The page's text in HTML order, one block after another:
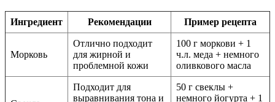
Ингредиент Рекомендации Пример рецепта
Морковь
Отлично подходит
для жирной и
проблемной кожи
100 г моркови + 1
ч.л. меда + немного
оливкового масла
Подходит для
выравнивания тона и
50 г свеклы +
немного йогурта + 1